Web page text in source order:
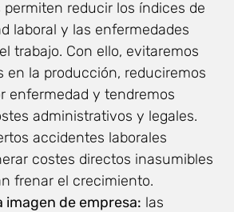
reducir los índices de
laboral y las enfermedades
trabajo. Con ello, evitaremos
en la producción, reduciremos
enfermedad y tendremos
administrativos y legales.
accidentes laborales
costes directos inasumibles
frenar el crecimiento.
imagen de empresa: las